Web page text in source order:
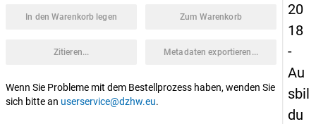
In den Warenkorb legen Zum Warenkorb
Zitieren... Metadaten exportieren...
Wenn Sie Probleme mit dem Bestellprozess haben, wenden Sie
sich bitte an userservice@dzhw.eu.
20
18
-
Au
sbil
du